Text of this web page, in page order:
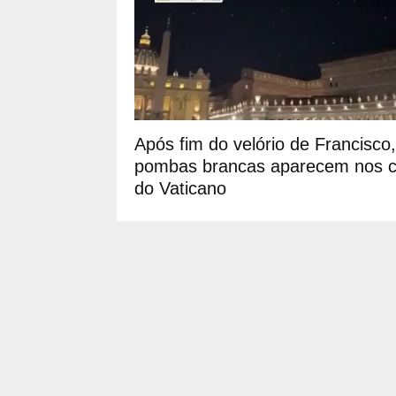
Após fim do velório de Francisco,
pombas brancas aparecem nos
do Vaticano